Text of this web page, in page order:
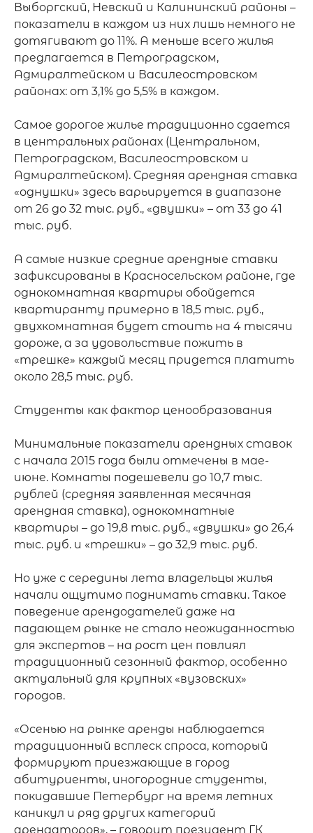
Выборгский, Невский и Калининский районы –
показатели в каждом из них лишь немного не
дотягивают до 11%. А меньше всего жилья
предлагается в Петроградском,
Адмиралтейском и Василеостровском
районах: от 3,1% до 5,5% в каждом.
Самое дорогое жилье традиционно сдается
в центральных районах (Центральном,
Петроградском, Василеостровском и
Адмиралтейском). Средняя арендная ставка
«однушки» здесь варьируется в диапазоне
от 26 до 32 тыс. руб., «двушки» – от 33 до 41
тыс. руб.
А самые низкие средние арендные ставки
зафиксированы в Красносельском районе, где
однокомнатная квартиры обойдется
квартиранту примерно в 18,5 тыс. руб.,
двухкомнатная будет стоить на 4 тысячи
дороже, а за удовольствие пожить в
«трешке» каждый месяц придется платить
около 28,5 тыс. руб.
Студенты как фактор ценообразования
Минимальные показатели арендных ставок
с начала 2015 года были отмечены в мае-
июне. Комнаты подешевели до 10,7 тыс.
рублей (средняя заявленная месячная
арендная ставка), однокомнатные
квартиры – до 19,8 тыс. руб., «двушки» до 26,4
тыс. руб. и «трешки» – до 32,9 тыс. руб.
Но уже с середины лета владельцы жилья
начали ощутимо поднимать ставки. Такое
поведение арендодателей даже на
падающем рынке не стало неожиданностью
для экспертов – на рост цен повлиял
традиционный сезонный фактор, особенно
актуальный для крупных «вузовских»
городов.
«Осенью на рынке аренды наблюдается
традиционный всплеск спроса, который
формируют приезжающие в город
абитуриенты, иногородние студенты,
покидавшие Петербург на время летних
каникул и ряд других категорий
арендаторов», – говорит президент ГК